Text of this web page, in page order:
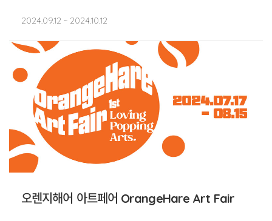
2024.09.12 ~ 2024.10.12
오렌지해어 아트페어 OrangeHare Art Fair